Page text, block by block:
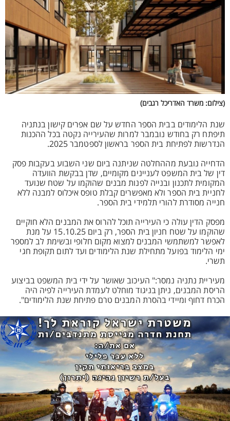
(צילום: משרד האדריכל רגבים)
שנת הלימודים בבית הספר החדש על שם אפרים קישון בנתניה
תיפתח רק בחודש נובמבר למרות שהעירייה נקטה בכל ההכנות
הנדרשות לפתיחת בית הספר בראשון לספטמבר 2025.
הדחייה נובעת מההחלטה שניתנה ביום שני השבוע בעקבות פסק
דין של בית המשפט לעניינים מקומיים, שדן בבקשת הוועדה
המקומית לתכנון ובנייה לפנות מבנים שהוקמו על שטח שנועד
לחניית בית הספר ולא מאפשרים קבלת טופס איכלוס למבנה ללא
חנייה מסודרת להורי תלמידי בית הספר.
מפסק הדין עולה כי העירייה תוכל להרוס את המבנים הלא חוקיים
שהוקמו על שטח חניון בית הספר, רק ביום 15.10.25 על מנת
לאפשר למשתמשי המבנים למצוא מקום חלופי ובשימת לב למספר
ימי הלימוד בפועל מתחילת שנת הלימודים ועד לתום תקופת חגי
תשרי.
מעיריית נתניה נמסר:" העיכוב שאושר על ידי בית המשפט בביצוע
הריסת המבנים, ניתן בניגוד מוחלט לעמדת העירייה לפיה היה
הכרח דחוף ומיידי בהסרת המבנים טרם פתיחת שנת הלימודים".